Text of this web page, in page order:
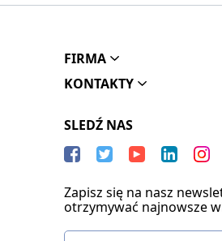
FIRMA
KONTAKTY
SLEDŹ NAS
Zapisz się na nasz
otrzymywać najnowsze